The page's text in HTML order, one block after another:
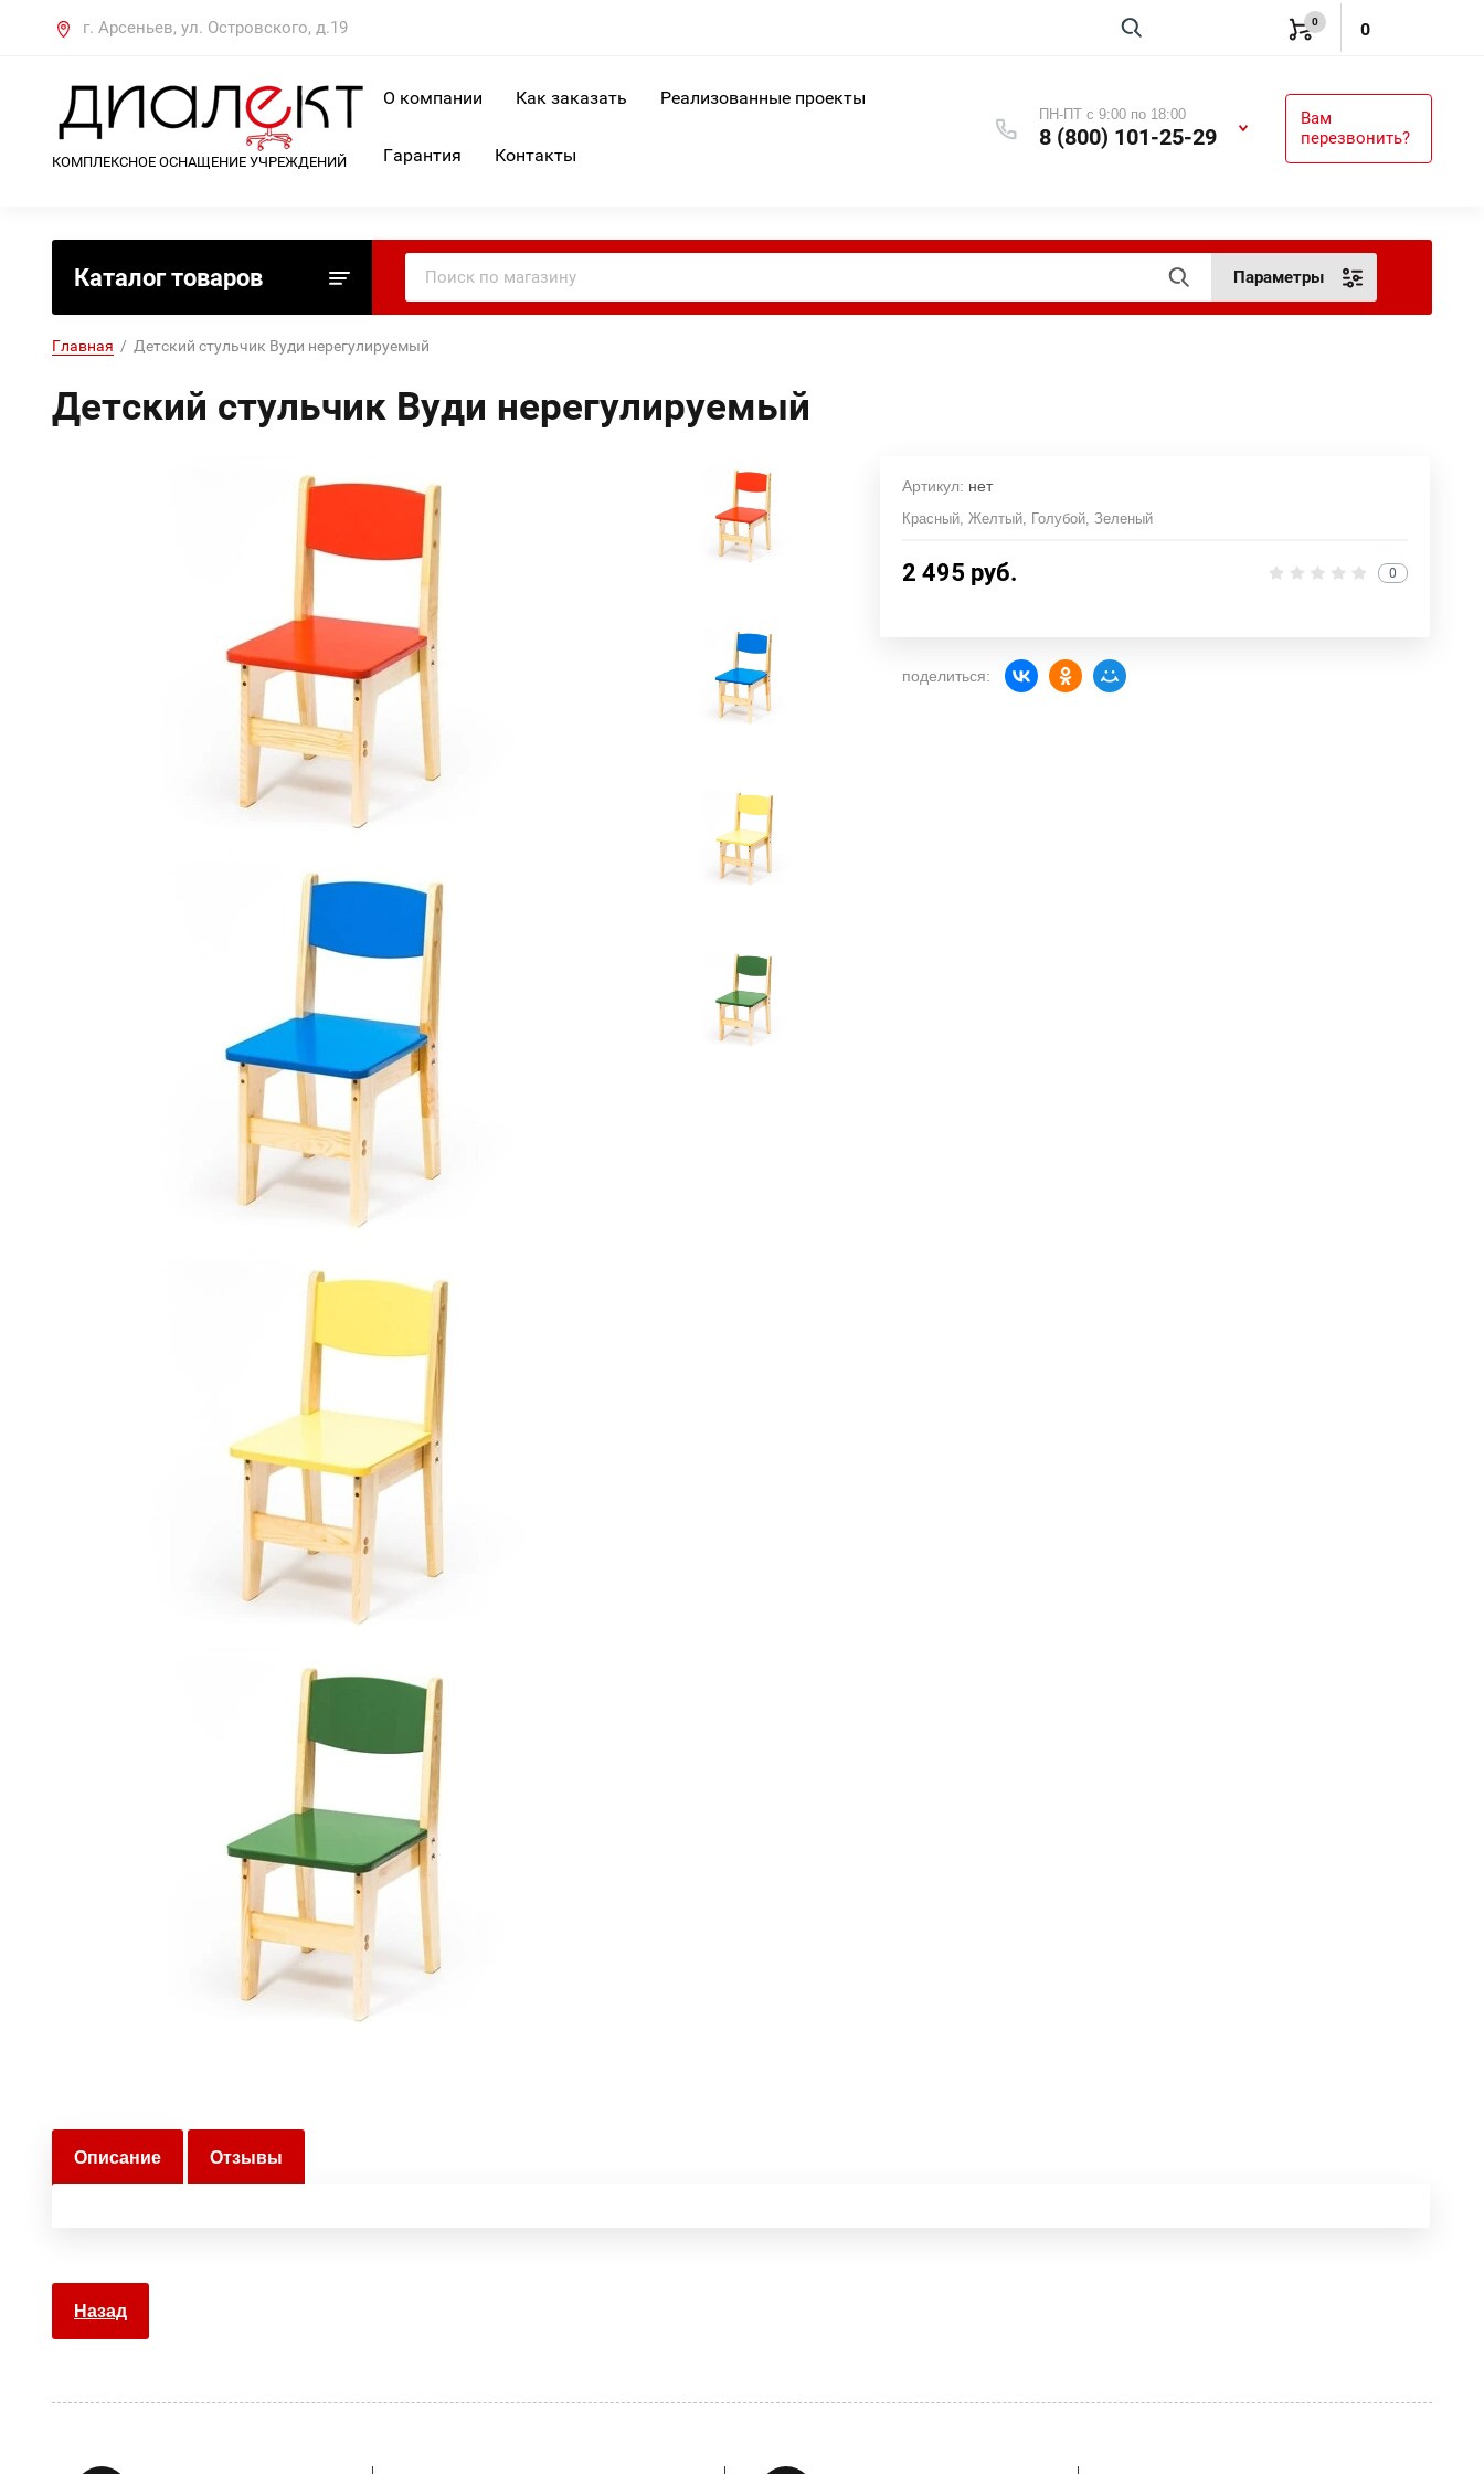
г. Арсеньев, ул. Островского, д.19 0 0
КОМПЛЕКСНОЕ ОСНАЩЕНИЕ УЧРЕЖДЕНИЙ
О компании Как заказать Реализованные проекты
Гарантия Контакты
ПН-ПТ с 9:00 по 18:00
8 (800) 101-25-29
Вам
перезвонить?
Каталог товаров Параметры
Главная
  /  Детский стульчик Вуди нерегулируемый
Детский стульчик Вуди нерегулируемый
Артикул: нет
Красный, Желтый, Голубой, Зеленый
2 495 руб. 0
поделиться:
Описание Отзывы
Назад